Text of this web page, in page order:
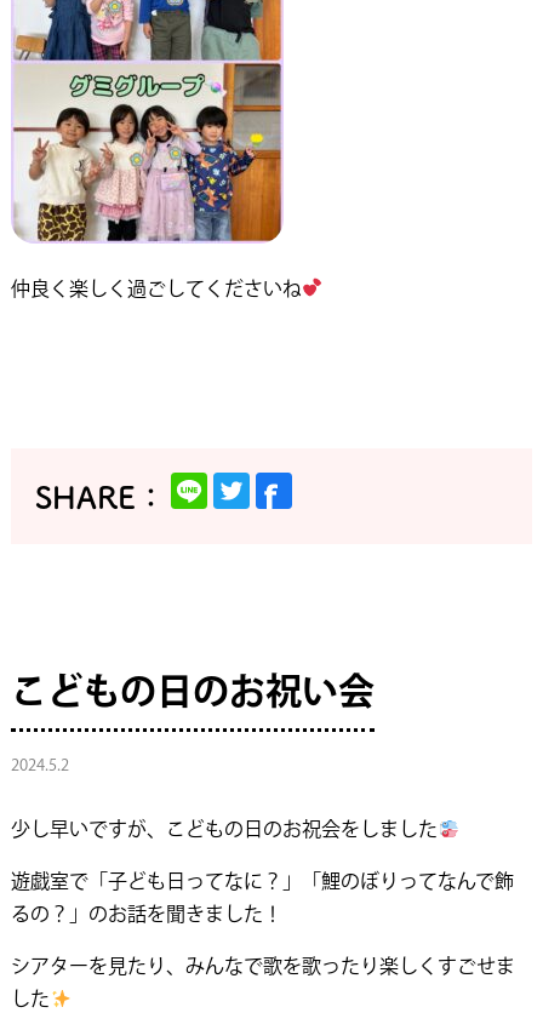
仲良く楽しく過ごしてくださいね
こどもの日のお祝い会
2024.5.2
少し早いですが、こどもの日のお祝会をしました
遊戯室で「子ども日ってなに？」「鯉のぼりってなんで飾
るの？」のお話を聞きました！
シアターを見たり、みんなで歌を歌ったり楽しくすごせま
した